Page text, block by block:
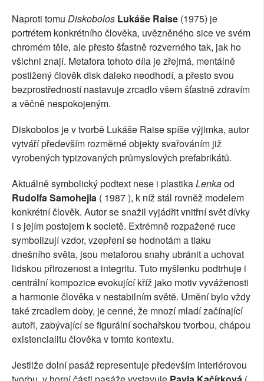
Naproti tomu Diskobolos Lukáše Raise (1975) je
portrétem konkrétního člověka, uvězněného sice ve svém
chromém těle, ale přesto šťastně rozverného tak, jak ho
všichni znají. Metafora tohoto díla je zřejmá, mentálně
postižený člověk disk daleko neodhodí, a přesto svou
bezprostředností nastavuje zrcadlo všem šťastně zdravím
a věčně nespokojeným.
Diskobolos je v tvorbě Lukáše Raise spíše výjimka, autor
vytváří především rozměrné objekty svařováním již
vyrobených typizovaných průmyslových prefabrikátů.
Aktuálně symbolický podtext nese i plastikaLenkaod
Rudolfa Samohejla ( 1987 ), k níž stál rovněž modelem
konkrétní člověk. Autor se snažil vyjádřit vnitřní svět dívky
i s jejím postojem k societě. Extrémně rozpažené ruce
symbolizují vzdor, vzepření se hodnotám a tlaku
dnešního světa, jsou metaforou snahy ubránit a uchovat
lidskou přirozenost a integritu. Tuto myšlenku podtrhuje i
centrální kompozice evokující kříž jako motiv vyváženosti
a harmonie člověka v nestabilním světě. Umění bylo vždy
také zrcadlem doby, je cenné, že mnozí mladí začínající
autoři, zabývající se figurální sochařskou tvorbou, chápou
existencialitu člověka v tomto kontextu.
Jestliže dolní pasáž representuje především interiérovou